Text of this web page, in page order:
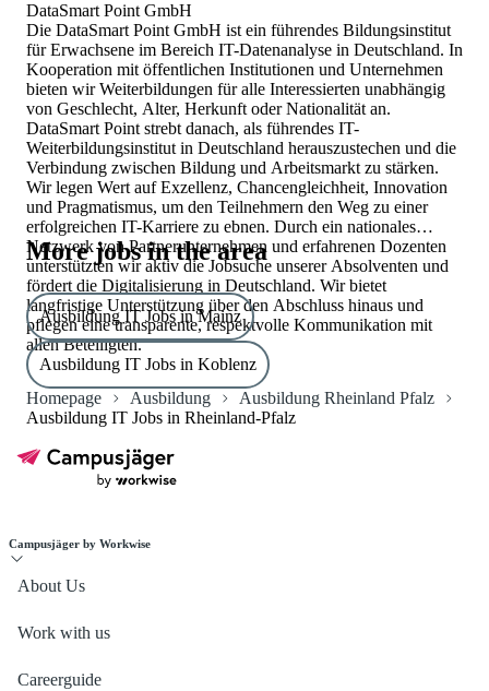
DataSmart Point GmbH
Die DataSmart Point GmbH ist ein führendes Bildungsinstitut
für Erwachsene im Bereich IT-Datenanalyse in Deutschland. In
Kooperation mit öffentlichen Institutionen und Unternehmen
bieten wir Weiterbildungen für alle Interessierten unabhängig
von Geschlecht, Alter, Herkunft oder Nationalität an.
DataSmart Point strebt danach, als führendes IT-
Weiterbildungsinstitut in Deutschland herauszustechen und die
Verbindung zwischen Bildung und Arbeitsmarkt zu stärken.
Wir legen Wert auf Exzellenz, Chancengleichheit, Innovation
und Pragmatismus, um den Teilnehmern den Weg zu einer
erfolgreichen IT-Karriere zu ebnen. Durch ein nationales
Netzwerk von Partnerunternehmen und erfahrenen Dozenten
unterstützten wir aktiv die Jobsuche unserer Absolventen und
fördert die Digitalisierung in Deutschland. Wir bietet
langfristige Unterstützung über den Abschluss hinaus und
pflegen eine transparente, respektvolle Kommunikation mit
allen Beteiligten.
More jobs in the area
Ausbildung IT Jobs in Mainz
Ausbildung IT Jobs in Koblenz
Homepage
Ausbildung
Ausbildung Rheinland Pfalz
Ausbildung IT Jobs in Rheinland-Pfalz
Campusjäger by Workwise
About Us
Work with us
Careerguide